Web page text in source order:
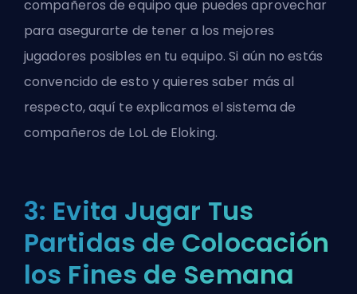
compañeros de equipo que puedes aprovechar
para asegurarte de tener a los mejores
jugadores posibles en tu equipo. Si aún no estás
convencido de esto y quieres saber más al
respecto, aquí te explicamos el sistema de
compañeros de LoL de Eloking.
3: Evita Jugar Tus
Partidas de Colocación
los Fines de Semana